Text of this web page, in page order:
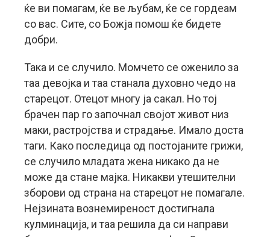
ќе ви помагам, ќе ве љубам, ќе се гордеам
со вас. Сите, со Божја помош ќе бидете
добри.
Така и се случило. Момчето се оженило за
таа девојка и таа станала духовно чедо на
старецот. Отецот многу ја сакал. Но тој
брачен пар го започнал својот живот низ
маки, растројства и страдање. Имало доста
таги. Како последица од постојаните грижи,
се случило младата жена никако да не
може да стане мајка. Никакви утешителни
зборови од страна на старецот не помагале.
Нејзината вознемиреност достигнала
кулминација, и таа решила да си направи